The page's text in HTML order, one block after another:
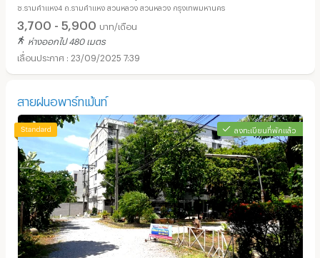
ซ.รามคำแหง4 ถ.รามคำแหง สวนหลวง สวนหลวง กรุงเทพมหานคร
3,700 - 5,900 บาท/เดือน
ห่างออกไป 480 เมตร
23/09/2025 7:39
สายฝนอพาร์ทเม้นท์
ลงทะเบียนที่พักแล้ว